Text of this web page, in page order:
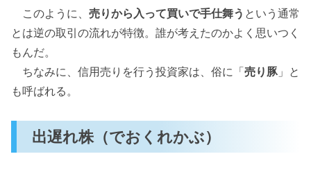
このように、 売りから入って買いで手仕舞う という通常
とは逆の取引の流れが特徴。誰が考えたのかよく思いつく
もんだ。
ちなみに、信用売りを行う投資家は、俗に「売り豚」と
も呼ばれる。
出遅れ株（でおくれかぶ）